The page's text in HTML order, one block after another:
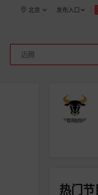
发布入口
北京
热门节